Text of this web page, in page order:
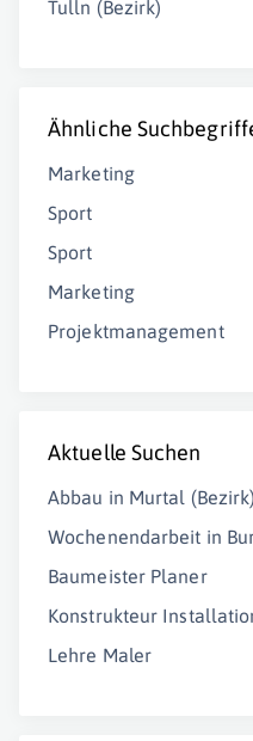
Tulln (Bezirk)
Ähnliche
Marketing
Sport
Sport
Marketing
Projektmanagement
Aktuelle Suchen
Abbau in Murtal (Bezirk)
Wochenendarbeit in
Baumeister Planer
Konstrukteur
Lehre Maler